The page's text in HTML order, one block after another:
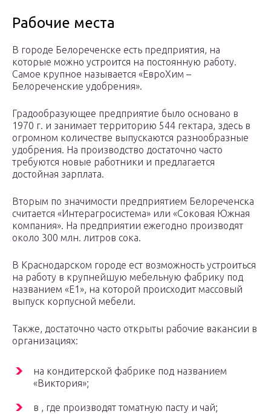
Рабочие места
В городе Белореченске есть предприятия, на
которые можно устроится на постоянную работу.
Самое крупное называется «ЕвроХим –
Белореченские удобрения».
Градообразующее предприятие было основано в
1970 г. и занимает территорию 544 гектара, здесь в
огромном количестве выпускаются разнообразные
удобрения. На производство достаточно часто
требуются новые работники и предлагается
достойная зарплата.
Вторым по значимости предприятием Белореченска
считается «Интерагросистема» или «Соковая Южная
компания». На предприятии ежегодно производят
около 300 млн. литров сока.
В Краснодарском городе ест возможность устроиться
на работу в крупнейшую мебельную фабрику под
названием «Е1», на которой происходит массовый
выпуск корпусной мебели.
Также, достаточно часто открыты рабочие вакансии в
организациях:
на кондитерской фабрике под названием
«Виктория»;
в , где производят томатную пасту и чай;